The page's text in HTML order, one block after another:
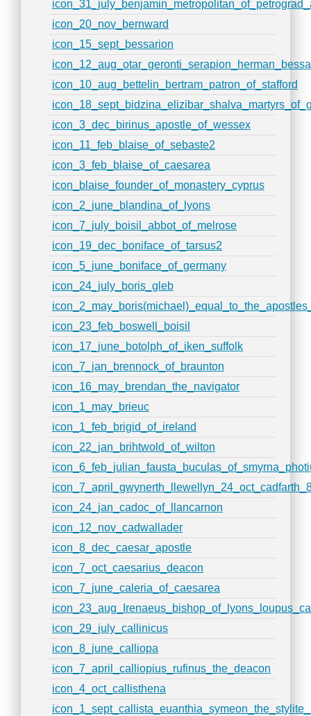
icon_20_nov_bernward
icon_15_sept_bessarion
icon_10_aug_bettelin_bertram_patron_of_stafford
icon_3_dec_birinus_apostle_of_wessex
icon_11_feb_blaise_of_sebaste2
icon_3_feb_blaise_of_caesarea
icon_blaise_founder_of_monastery_cyprus
icon_2_june_blandina_of_lyons
icon_7_july_boisil_abbot_of_melrose
icon_19_dec_boniface_of_tarsus2
icon_5_june_boniface_of_germany
icon_24_july_boris_gleb
icon_23_feb_boswell_boisil
icon_17_june_botolph_of_iken_suffolk
icon_7_jan_brennock_of_braunton
icon_16_may_brendan_the_navigator
icon_1_may_brieuc
icon_1_feb_brigid_of_ireland
icon_22_jan_brihtwold_of_wilton
icon_24_jan_cadoc_of_llancarnon
icon_12_nov_cadwallader
icon_8_dec_caesar_apostle
icon_7_oct_caesarius_deacon
icon_7_june_caleria_of_caesarea
icon_29_july_callinicus
icon_8_june_calliopa
icon_7_april_calliopius_rufinus_the_deacon
icon_4_oct_callisthena